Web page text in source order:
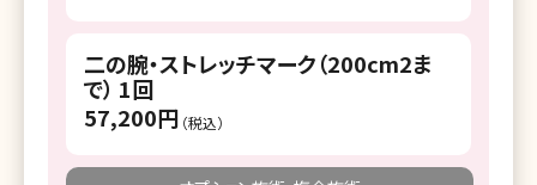
湘南美容クリニック 明石院
湘南美容クリニック 姫路院
湘南美容クリニック 西宮北口院
二の腕・ストレッチマーク（200cm2ま
で） 1回
57,200円 （税込）